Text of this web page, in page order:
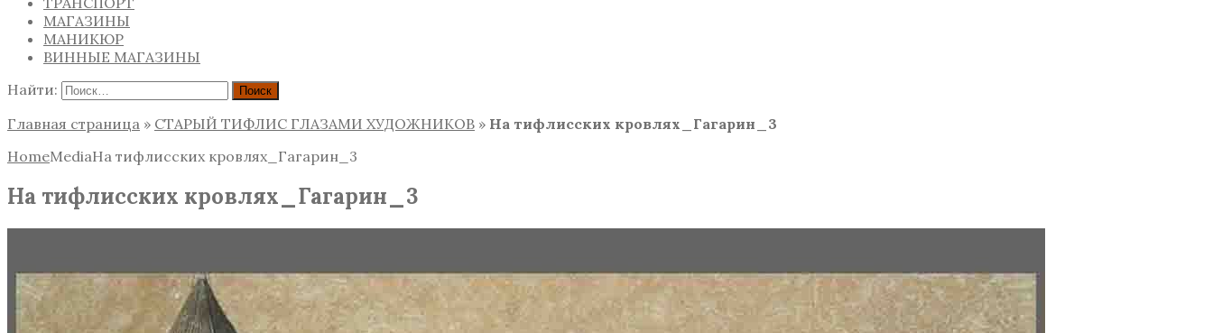
МАГАЗИНЫ
МАНИКЮР
ВИННЫЕ МАГАЗИНЫ
Найти:
Главная страница » СТАРЫЙ ТИФЛИС ГЛАЗАМИ ХУДОЖНИКОВ » На тифлисских кровлях_Гагарин_3
HomeMediaНа тифлисских кровлях_Гагарин_3
На тифлисских кровлях_Гагарин_3